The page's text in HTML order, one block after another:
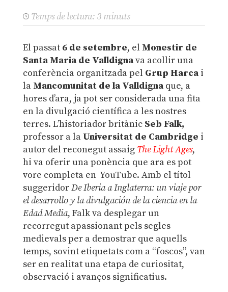
Temps de lectura: 3 minuts
El passat6 de setembre, el Monestir de
Santa Maria de Valldignava acollir una
conferència organitzada pel Grup Harcai
la Mancomunitat de la Valldignaque, a
hores d’ara, ja pot ser considerada una fita
en la divulgació científica a les nostres
terres. L’historiador britànic Seb Falk,
professor a la Universitat de Cambridge i
autor del reconegut assaig The Light Ages,
hi va oferir una ponència que ara es pot
vore completa en YouTube. Amb el títol
suggeridorDe Iberia a Inglaterra: un viaje por
el desarrollo y la divulgación de la ciencia en la
Edad Media, Falk va desplegar un
recorregut apassionant pels segles
medievals per a demostrar que aquells
temps, sovint etiquetats com a “foscos”, van
ser en realitat una etapa de curiositat,
observació i avanços significatius.